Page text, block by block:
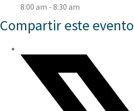
8:00 am - 8:30 am
Compartir este evento